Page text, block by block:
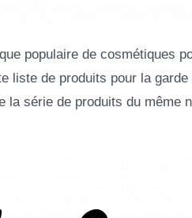
populaire de cosmétiques
liste de produits pour la
la série de produits du même